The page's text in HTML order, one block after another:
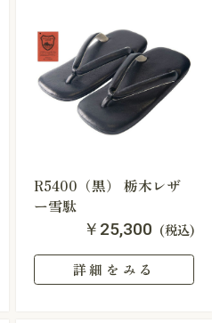
R5400（黒） 栃木レザ
ー雪駄
￥25,300 (税込)
詳細をみる